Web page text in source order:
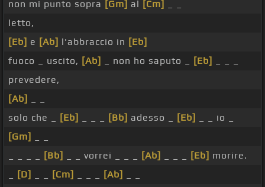
non mi punto sopra [Gm] al [Cm]
letto,
[Eb] e [Ab] l'abbraccio in [Eb]
fuoco _ uscito, [Ab] _ non ho saputo _ [Eb]
prevedere,
[Ab]
solo che _
[Eb] [Bb] adesso _ [Eb]
_ _ io _
[Gm]
[Bb] _ _ vorrei _ _ _ [Ab] [Eb] morire.
[D] [Cm] [Ab]